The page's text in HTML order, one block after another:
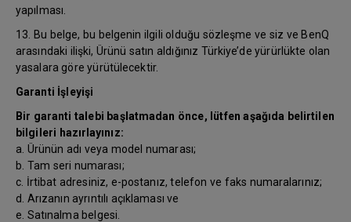
yapılması.
13. Bu belge, bu belgenin ilgili olduğu sözleşme ve siz ve BenQ
arasındaki ilişki, Ürünü satın aldığınız Türkiye’de yürürlükte olan
yasalara göre yürütülecektir.
Garanti İşleyişi
Bir garanti talebi başlatmadan önce, lütfen aşağıda belirtilen
bilgileri hazırlayınız:
a. Ürünün adı veya model numarası;
b. Tam seri numarası;
c. İrtibat adresiniz, e-postanız, telefon ve faks numaralarınız;
d. Arızanın ayrıntılı açıklaması ve
e. Satınalma belgesi.